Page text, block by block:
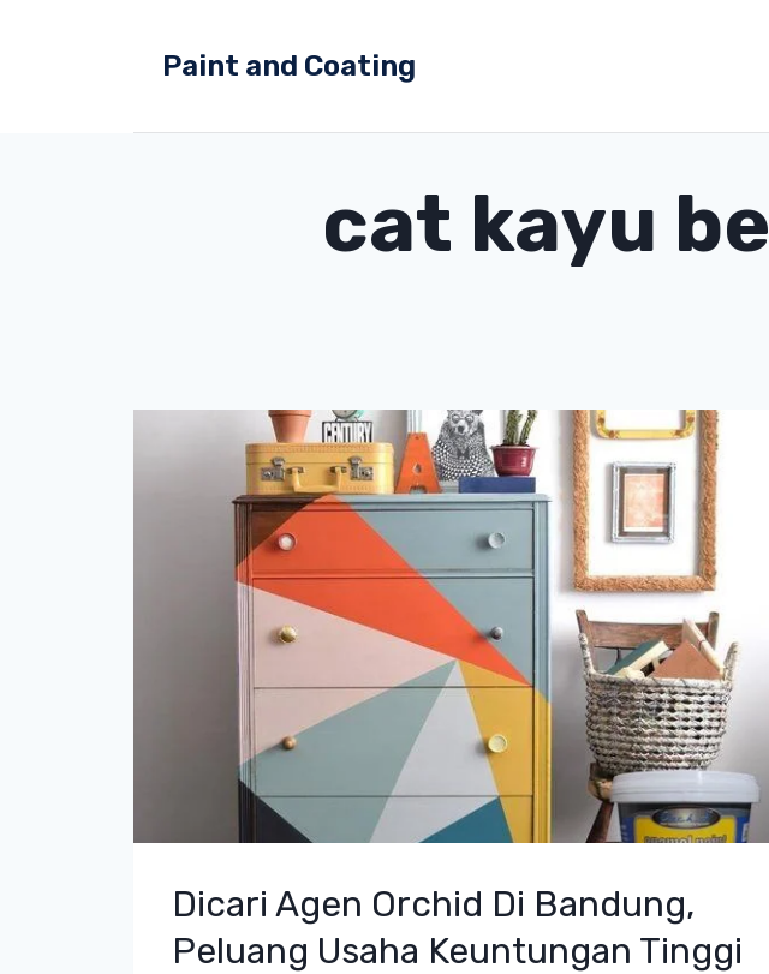
Paint and Coating
cat kayu
Dicari Agen Orchid Di Bandung,
Peluang Usaha Keuntungan Tinggi